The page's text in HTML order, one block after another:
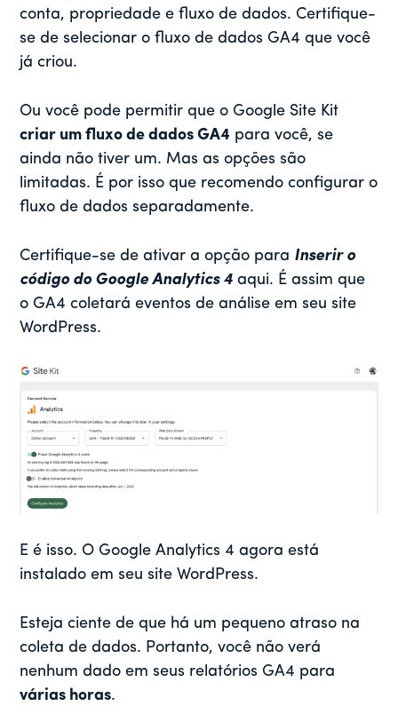
conta, propriedade e fluxo de dados. Certifique-
se de selecionar o fluxo de dados GA4 que você
já criou.
Ou você pode permitir que o Google Site Kit
criar um fluxo de dados GA4 para você, se
ainda não tiver um. Mas as opções são
limitadas. É por isso que recomendo configurar o
fluxo de dados separadamente.
Certifique-se de ativar a opção para Inserir o
código do Google Analytics 4 aqui. É assim que
o GA4 coletará eventos de análise em seu site
WordPress.
E é isso. O Google Analytics 4 agora está
instalado em seu site WordPress.
Esteja ciente de que há um pequeno atraso na
coleta de dados. Portanto, você não verá
nenhum dado em seus relatórios GA4 para
várias horas.